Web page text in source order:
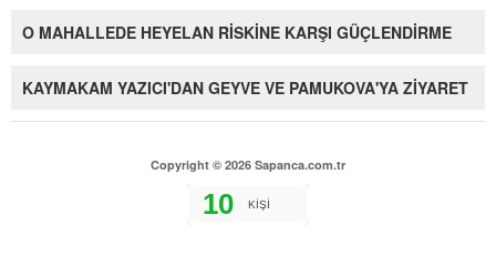
O MAHALLEDE HEYELAN RİSKİNE KARŞI GÜÇLENDİRME
KAYMAKAM YAZICI'DAN GEYVE VE PAMUKOVA'YA ZİYARET
Copyright © 2026 Sapanca.com.tr